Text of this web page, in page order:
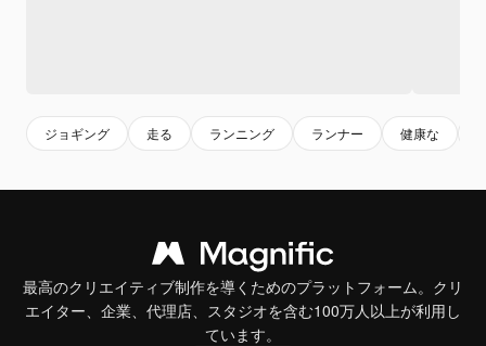
ジョギング 走る ランニング ランナー 健康な
最高のクリエイティブ制作を導くためのプラットフォーム。クリ
エイター、企業、代理店、スタジオを含む100万人以上が利用し
ています。